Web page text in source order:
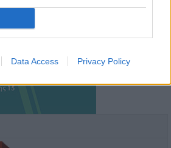
Data Access Privacy Policy